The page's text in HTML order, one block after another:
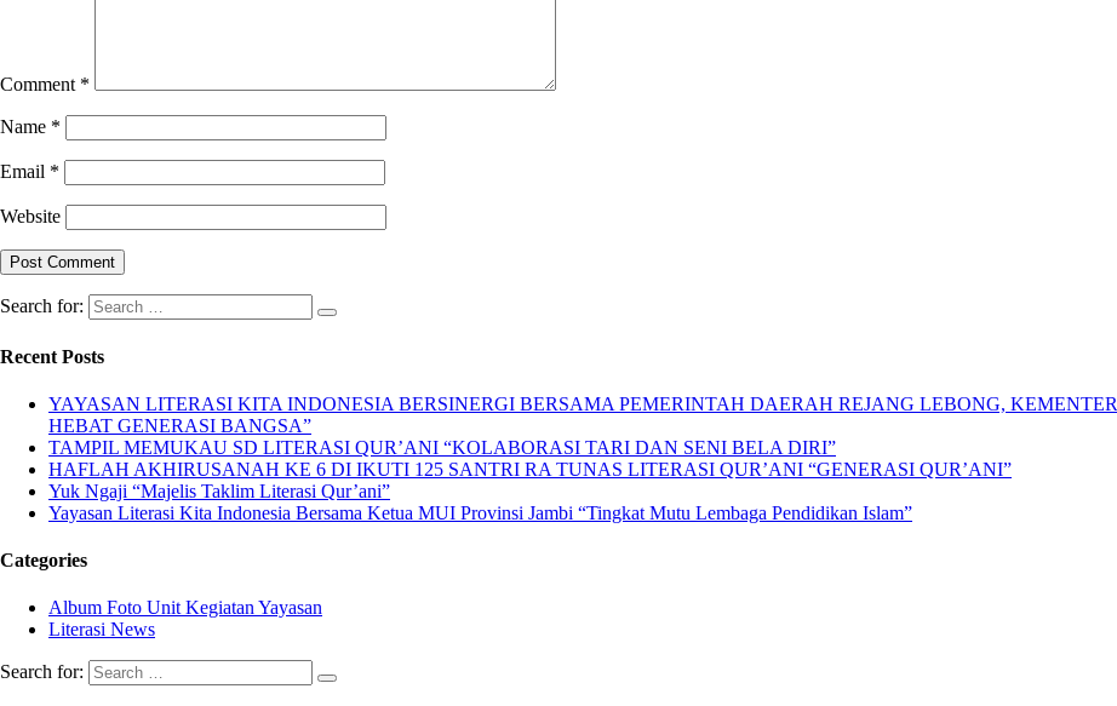
Comment *
Name *
Email *
Website
Search for:
Recent Posts
YAYASAN LITERASI KITA INDONESIA BERSINERGI BERSAMA PEMERINTAH DAERAH REJANG LEBONG,
HEBAT GENERASI BANGSA”
TAMPIL MEMUKAU SD LITERASI QUR’ANI “KOLABORASI TARI DAN SENI BELA DIRI”
HAFLAH AKHIRUSANAH KE 6 DI IKUTI 125 SANTRI RA TUNAS LITERASI QUR’ANI “GENERASI QUR’ANI”
Yuk Ngaji “Majelis Taklim Literasi Qur’ani”
Yayasan Literasi Kita Indonesia Bersama Ketua MUI Provinsi Jambi “Tingkat Mutu Lembaga Pendidikan Islam”
Categories
Album Foto Unit Kegiatan Yayasan
Literasi News
Search for: